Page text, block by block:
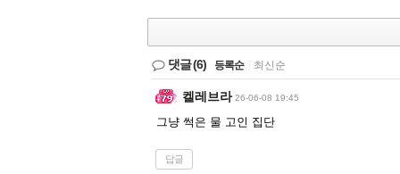
댓글(6) 등록순 최신순
켈레브라 26-06-08 19:45
그냥 썩은 물 고인 집단
답글